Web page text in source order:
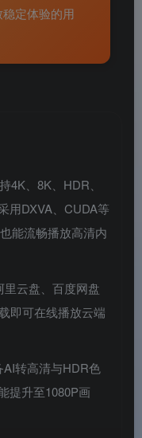
定体验的用
4K、8K、HDR、
用DXVA、CUDA等
能流畅播放高清内
里云盘、百度网盘
即可在线播放云端
AI转高清与HDR色
提升至1080P画